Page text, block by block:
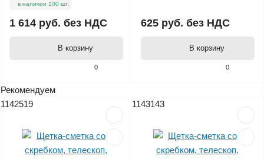
0
в наличии 100 шт.
1 614 руб. без НДС
В корзину
0
625 руб. без НДС
В корзину
Рекомендуем
1142519
1143143